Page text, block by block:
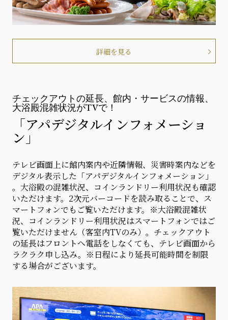
詳細を見る
チェックアウトの延長、館内・サービスの情報、
大浴殿混雑状況がTVで！
「アパデジタルインフォメーショ
ン」
テレビ画面上に館内案内や近隣情報、災害時案内などを
デジタル表示した「アパデジタルインフォメーション」
。大浴殿の混雑状況、コインランドリー利用状況も確認
いただけます。2次元バーコードを読み取ることで、ス
マートフォンでもご覧いただけます。※大浴殿混雑状
況、コインランドリー利用状況はスマートフォンではご
覧いただけません（客室内TVのみ）。チェックアウト
の延長はフロントへ電話をしなくても、テレビ画面から
ラクラク申し込み。※日程により延長可能時間を制限
する場合がございます。